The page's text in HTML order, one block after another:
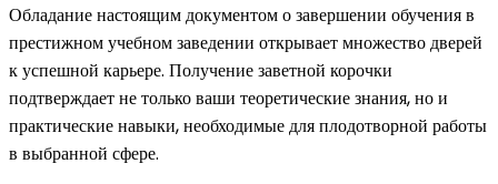
Обладание настоящим документом о завершении обучения в
престижном учебном заведении открывает множество дверей
к успешной карьере. Получение заветной корочки
подтверждает не только ваши теоретические знания, но и
практические навыки, необходимые для плодотворной работы
в выбранной сфере.